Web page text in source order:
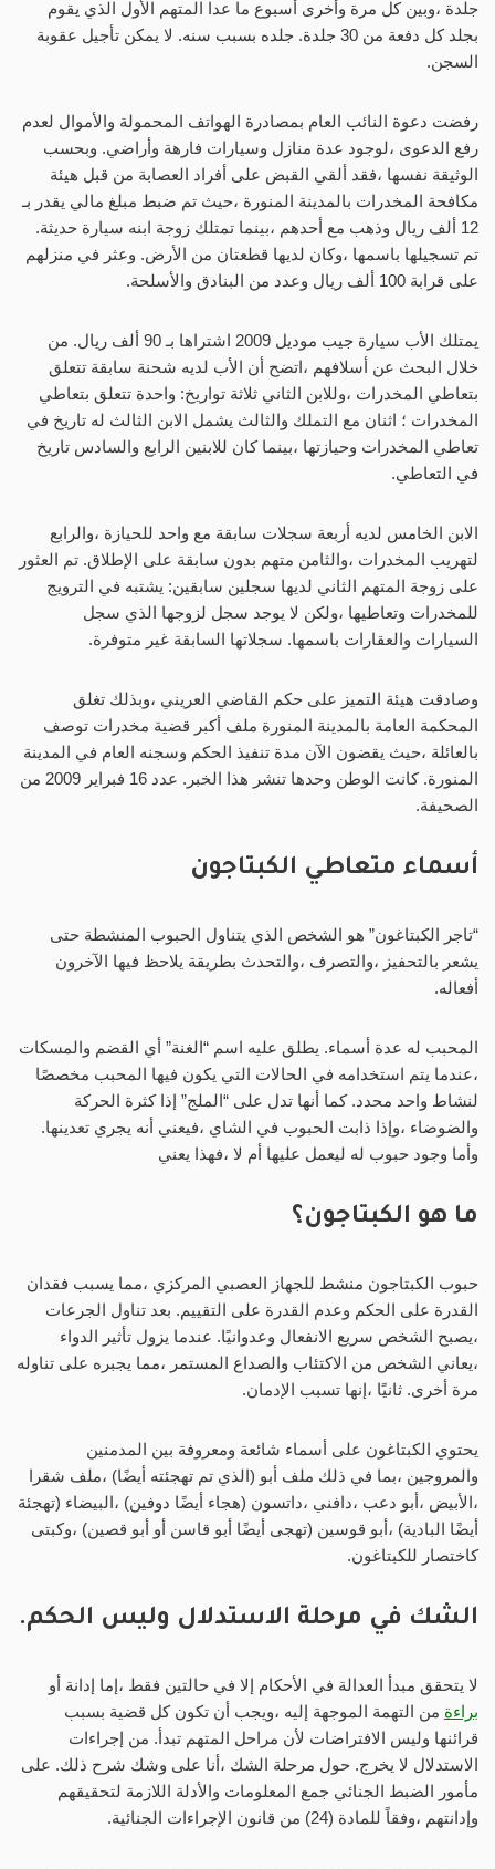
جلدة ،وبين كل مرة وأخرى أسبوع ما عدا المتهم الأول الذي يقوم
بجلد كل دفعة من 30 جلدة. جلده بسبب سنه. لا يمكن تأجيل عقوبة
السجن.
رفضت دعوة النائب العام بمصادرة الهواتف المحمولة والأموال لعدم
رفع الدعوى ،لوجود عدة منازل وسيارات فارهة وأراضي. وبحسب
الوثيقة نفسها ،فقد ألقي القبض على أفراد العصابة من قبل هيئة
مكافحة المخدرات بالمدينة المنورة ،حيث تم ضبط مبلغ مالي يقدر بـ
12 ألف ريال وذهب مع أحدهم ،بينما تمتلك زوجة ابنه سيارة حديثة.
تم تسجيلها باسمها ،وكان لديها قطعتان من الأرض. وعثر في منزلهم
على قرابة 100 ألف ريال وعدد من البنادق والأسلحة.
يمتلك الأب سيارة جيب موديل 2009 اشتراها بـ 90 ألف ريال. من
خلال البحث عن أسلافهم ،اتضح أن الأب لديه شحنة سابقة تتعلق
بتعاطي المخدرات ،وللابن الثاني ثلاثة تواريخ: واحدة تتعلق بتعاطي
المخدرات ؛ اثنان مع التملك والثالث يشمل الابن الثالث له تاريخ في
تعاطي المخدرات وحيازتها ،بينما كان للابنين الرابع والسادس تاريخ
في التعاطي.
الابن الخامس لديه أربعة سجلات سابقة مع واحد للحيازة ،والرابع
لتهريب المخدرات ،والثامن متهم بدون سابقة على الإطلاق. تم العثور
على زوجة المتهم الثاني لديها سجلين سابقين: يشتبه في الترويج
للمخدرات وتعاطيها ،ولكن لا يوجد سجل لزوجها الذي سجل
السيارات والعقارات باسمها. سجلاتها السابقة غير متوفرة.
وصادقت هيئة التميز على حكم القاضي العريني ،وبذلك تغلق
المحكمة العامة بالمدينة المنورة ملف أكبر قضية مخدرات توصف
بالعائلة ،حيث يقضون الآن مدة تنفيذ الحكم وسجنه العام في المدينة
المنورة. كانت الوطن وحدها تنشر هذا الخبر. عدد 16 فبراير 2009 من
الصحيفة.
أسماء متعاطي الكبتاجون
“تاجر الكبتاغون” هو الشخص الذي يتناول الحبوب المنشطة حتى
يشعر بالتحفيز ،والتصرف ،والتحدث بطريقة يلاحظ فيها الآخرون
أفعاله.
المحبب له عدة أسماء. يطلق عليه اسم “الغنة” أي القضم والمسكات
،عندما يتم استخدامه في الحالات التي يكون فيها المحبب مخصصًا
لنشاط واحد محدد. كما أنها تدل على “الملج” إذا كثرة الحركة
والضوضاء ،وإذا ذابت الحبوب في الشاي ،فيعني أنه يجري تعدينها.
وأما وجود حبوب له ليعمل عليها أم لا ،فهذا يعني
ما هو الكبتاجون؟
حبوب الكبتاجون منشط للجهاز العصبي المركزي ،مما يسبب فقدان
القدرة على الحكم وعدم القدرة على التقييم. بعد تناول الجرعات
،يصبح الشخص سريع الانفعال وعدوانيًا. عندما يزول تأثير الدواء
،يعاني الشخص من الاكتئاب والصداع المستمر ،مما يجبره على تناوله
مرة أخرى. ثانيًا ،إنها تسبب الإدمان.
يحتوي الكبتاغون على أسماء شائعة ومعروفة بين المدمنين
والمروجين ،بما في ذلك ملف أبو (الذي تم تهجئته أيضًا) ،ملف شقرا
،الأبيض ،أبو دعب ،دافني ،داتسون (هجاء أيضًا دوفين) ،البيضاء (تهجئة
أيضًا البادية) ،أبو قوسين (تهجى أيضًا أبو قاسن أو أبو قصين) ،وكبتى
كاختصار للكبتاغون.
الشك في مرحلة الاستدلال وليس الحكم.
لا يتحقق مبدأ العدالة في الأحكام إلا في حالتين فقط ،إما إدانة أو
براءة من التهمة الموجهة إليه ،ويجب أن تكون كل قضية بسبب
قرائنها وليس الافتراضات لأن مراحل المتهم تبدأ. من إجراءات
الاستدلال لا يخرج. حول مرحلة الشك ،أنا على وشك شرح ذلك. على
مأمور الضبط الجنائي جمع المعلومات والأدلة اللازمة لتحقيقهم
وإدانتهم ،وفقاً للمادة (24) من قانون الإجراءات الجنائية.